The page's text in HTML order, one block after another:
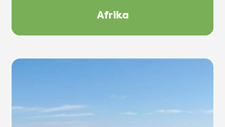
Afrika